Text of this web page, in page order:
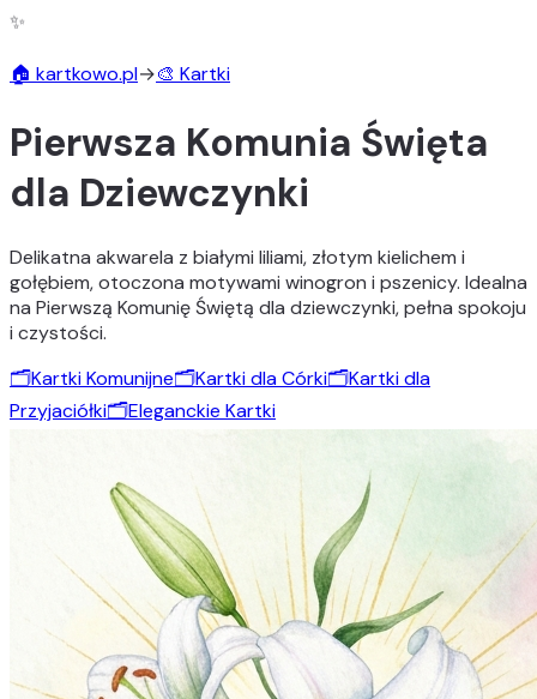
✨
🏠 kartkowo.pl→🎨 Kartki
Pierwsza Komunia Święta
dla Dziewczynki
Delikatna akwarela z białymi liliami, złotym kielichem i
gołębiem, otoczona motywami winogron i pszenicy. Idealna
na Pierwszą Komunię Świętą dla dziewczynki, pełna spokoju
i czystości.
🗂️Kartki Komunijne🗂️Kartki dla Córki🗂️Kartki dla
Przyjaciółki🗂️Eleganckie Kartki